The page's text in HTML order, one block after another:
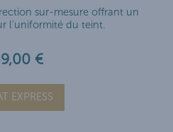
sur-mesure offrant un
l'uniformité du teint.
€
EXPRESS